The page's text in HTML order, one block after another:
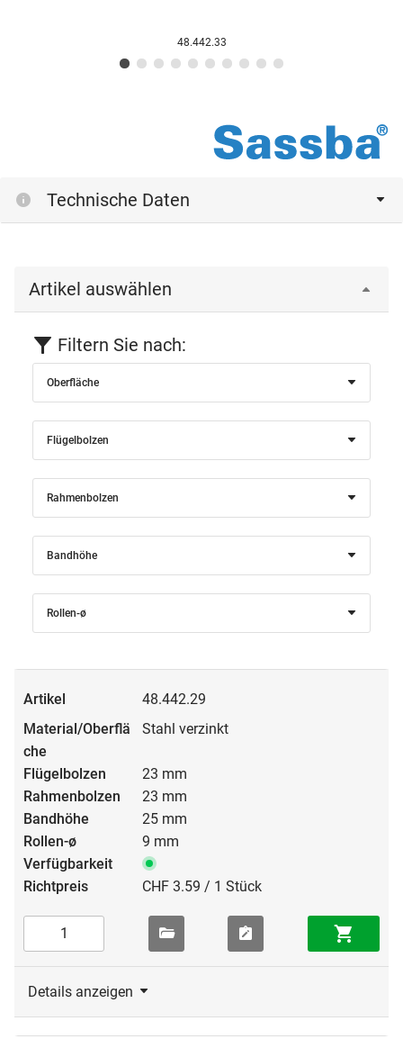
48.442.33
Technische Daten
Artikel auswählen
Filtern Sie nach:
Oberfläche
Flügelbolzen
Rahmenbolzen
Bandhöhe
Rollen-ø
48.442.29
Stahl verzinkt
23 mm
23 mm
25 mm
9 mm
CHF 3.59 / 1 Stück
Details anzeigen